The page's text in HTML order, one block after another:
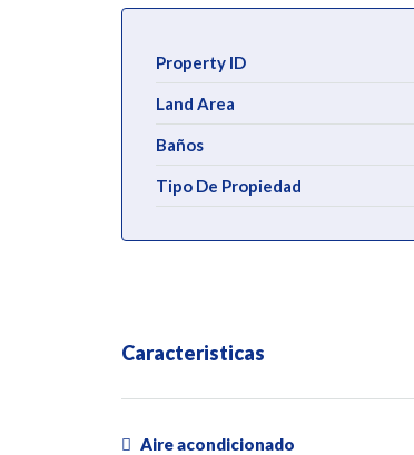
Property ID
Land Area
Baños
Tipo De Propiedad
Caracteristicas
Aire acondicionado